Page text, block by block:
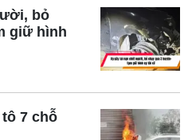
bỏ
giữ hình
7 chỗ